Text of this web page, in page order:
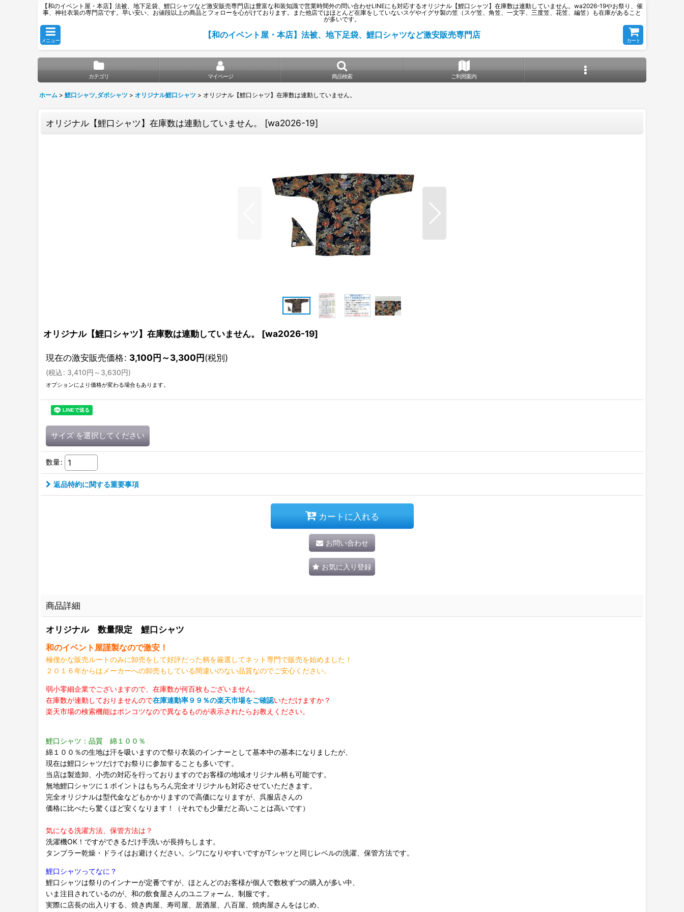
【和のイベント屋・本店】法被、地下足袋、鯉口シャツなど激安販売専門店は豊富な和装知識で営業時間外の問い合わせLINEにも対応するオリジナル【鯉口シャツ】在庫数は連動していません。wa2026-19やお祭り、催
事、神社衣装の専門店です。早い安い、お値段以上の商品とフォローを心がけております。また他店ではほとんど在庫をしていないスゲやイグサ製の笠（スゲ笠、角笠、一文字、三度笠、花笠、編笠）も在庫があること
が多いです。
メニュー
【和のイベント屋・本店】法被、地下足袋、鯉口シャツなど激安販売専門店
カート
カテゴリ マイページ 商品検索 ご利用案内
ホーム > 鯉口シャツ,ダボシャツ > オリジナル鯉口シャツ > オリジナル【鯉口シャツ】在庫数は連動していません。
オリジナル【鯉口シャツ】在庫数は連動していません。 [wa2026-19]
オリジナル【鯉口シャツ】在庫数は連動していません。 [wa2026-19]
現在の激安販売価格: 3,100円～3,300円(税別)
(税込: 3,410円 ～3,630円)
オプションにより価格が変わる場合もあります。
サイズ を選択してください
数量:
返品特約に関する重要事項
カートに入れる
お問い合わせ
お気に入り登録
商品詳細
オリジナル 数量限定 鯉口シャツ
和のイベント屋謹製なので激安！
極僅かな販売ルートのみに卸売をして好評だった柄を厳選してネット専門で販売を始めました！
２０１６年からはメーカーへの卸売もしている間違いのない品質なのでご安心ください。
弱小零細企業でございますので、在庫数が何百枚もございません。
在庫数が連動しておりませんので在庫連動率９９％の楽天市場をご確認いただけますか？
楽天市場の検索機能はポンコツなので異なるものが表示されたらお教えください。
鯉口シャツ：品質 綿１００％
綿１００％の生地は汗を吸いますので祭り衣装のインナーとして基本中の基本になりましたが、
現在は鯉口シャツだけでお祭りに参加することも多いです。
当店は製造卸、小売の対応を行っておりますのでお客様の地域オリジナル柄も可能です。
無地鯉口シャツに１ポイントはもちろん完全オリジナルも対応させていただきます。
完全オリジナルは型代金などもかかりますので高価になりますが、呉服店さんの
価格に比べたら驚くほど安くなります！（それでも少量だと高いことは高いです）
気になる洗濯方法、保管方法は？
洗濯機OK！ですができるだけ手洗いが長持ちします。
タンブラー乾燥・ドライはお避けください。シワになりやすいですがTシャツと同じレベルの洗濯、保管方法です。
鯉口シャツってなに？
鯉口シャツは祭りのインナーが定番ですが、ほとんどのお客様が個人で数枚ずつの購入が多い中、
いま注目されているのが、和の飲食屋さんのユニフォーム、制服です。
実際に店長の出入りする、焼き肉屋、寿司屋、居酒屋、八百屋、焼肉屋さんをはじめ、